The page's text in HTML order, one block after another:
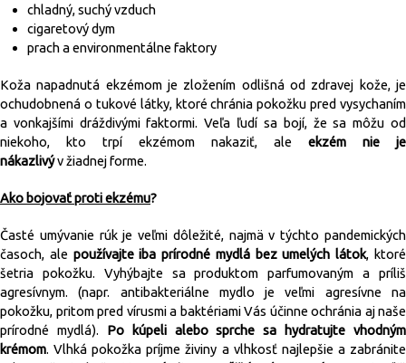
chladný, suchý vzduch
cigaretový dym
prach a environmentálne faktory
Koža napadnutá ekzémom je zložením odlišná od zdravej kože, je
ochudobnená o tukové látky, ktoré chránia pokožku pred vysychaním
a vonkajšími dráždivými faktormi. Veľa ľudí sa bojí, že sa môžu od
niekoho, kto trpí ekzémom nakaziť, ale ekzém nie je
nákazlivýv žiadnej forme.
Ako bojovať proti ekzému?
Časté umývanie rúk je veľmi dôležité, najmä v týchto pandemických
časoch, ale používajte iba prírodné mydlá bez umelých látok, ktoré
šetria pokožku. Vyhýbajte sa produktom parfumovaným a príliš
agresívnym. (napr. antibakteriálne mydlo je veľmi agresívne na
pokožku, pritom pred vírusmi a baktériami Vás účinne ochránia aj naše
prírodné mydlá). Po kúpeli alebo sprche sa hydratujte vhodným
krémom. Vlhká pokožka príjme živiny a vlhkosť najlepšie a zabránite